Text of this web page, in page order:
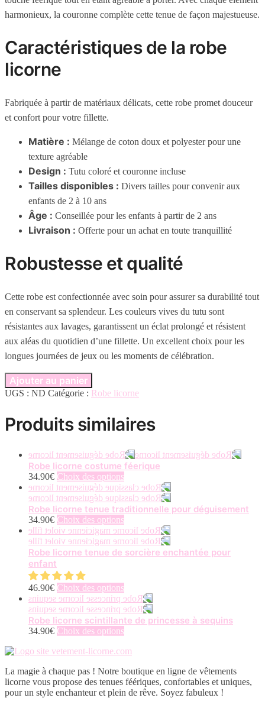
harmonieux, la couronne complète cette tenue de façon majestueuse.
Caractéristiques de la robe
licorne
Fabriquée à partir de matériaux délicats, cette robe promet douceur
et confort pour votre fillette.
Matière : Mélange de coton doux et polyester pour une
texture agréable
Design : Tutu coloré et couronne incluse
Tailles disponibles : Divers tailles pour convenir aux
enfants de 2 à 10 ans
Âge : Conseillée pour les enfants à partir de 2 ans
Livraison : Offerte pour un achat en toute tranquillité
Robustesse et qualité
Cette robe est confectionnée avec soin pour assurer sa durabilité tout
en conservant sa splendeur. Les couleurs vives du tutu sont
résistantes aux lavages, garantissent un éclat prolongé et résistent
aux aléas du quotidien d’une fillette. Un excellent choix pour les
longues journées de jeux ou les moments de célébration.
Ajouter au panier
UGS : ND Catégorie : Robe licorne
Produits similaires
Robe licorne costume féerique
34.90€ Choix des optionsCe
produit
a
plusieurs
variations.
Les
options
peuvent
sur
la
page
du
produit
Robe licorne tenue traditionnelle pour déguisement
34.90€ Choix des optionsCe
produit
a
plusieurs
options
peuvent
être
choisies
sur
la
page
du
produit
Robe licorne tenue de sorcière enchantée pour
enfant
46.90€ Choix des optionsCe
produit
a
plusieurs
variations.
options
être
choisies
sur
Robe licorne scintillante de princesse à sequins
34.90€ Choix des optionsCe
a
variations.
Les
options
La magie à chaque pas ! Notre boutique en ligne de vêtements
licorne vous propose des tenues féériques, confortables et uniques,
pour un style enchanteur et plein de rêve. Soyez fabuleux !